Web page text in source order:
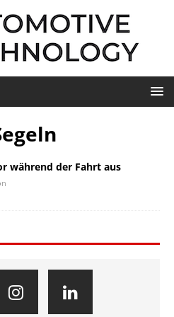
während der Fahrt aus